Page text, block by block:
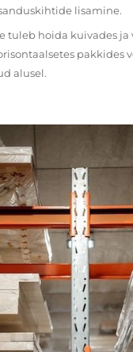
lisamine.
tuleb hoida kuivades ja
pakkides
alusel.